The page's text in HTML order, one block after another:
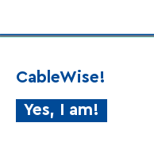
CableWise!
Yes, I am!